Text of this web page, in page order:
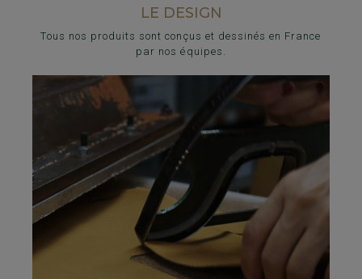
LE DESIGN
Tous nos produits sont conçus et dessinés en France
par nos équipes.